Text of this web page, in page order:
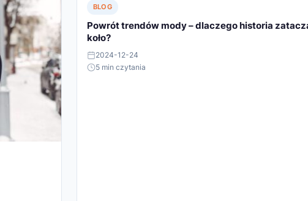
BLOG
Powrót trendów mody – dlaczego historia
koło?
2024-12-24
5 min czytania